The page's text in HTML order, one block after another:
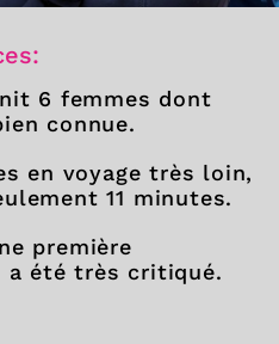
6 femmes dont
connue.
en voyage très loin,
11 minutes.
première
a été très critiqué.